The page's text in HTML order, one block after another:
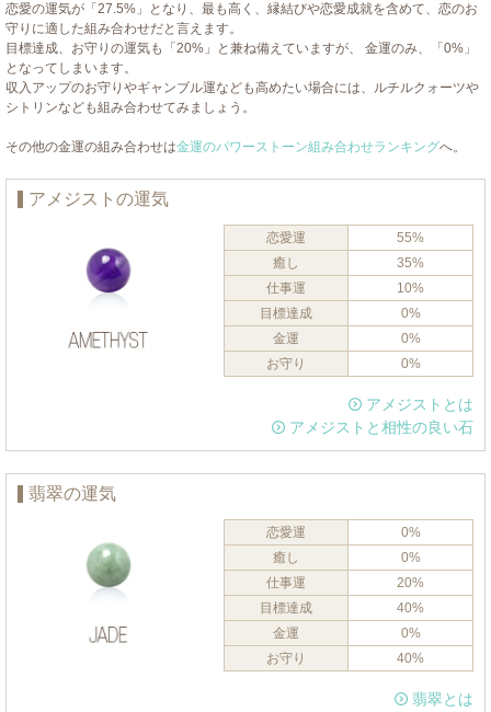
恋愛の運気が「27.5%」となり、最も高く、縁結びや恋愛成就を含めて、恋のお
守りに適した組み合わせだと言えます。
目標達成、お守りの運気も「20%」と兼ね備えていますが、 金運のみ、「0%」
となってしまいます。
収入アップのお守りやギャンブル運なども高めたい場合には、ルチルクォーツや
シトリンなども組み合わせてみましょう。
その他の金運の組み合わせは金運のパワーストーン組み合わせランキングへ。
アメジストの運気
恋愛運
55%
癒し
35%
仕事運
10%
目標達成
0%
金運
0%
お守り
0%
アメジストとは
アメジストと相性の良い石
翡翠の運気
恋愛運
0%
癒し
0%
仕事運
20%
目標達成
40%
金運
0%
お守り
40%
翡翠とは